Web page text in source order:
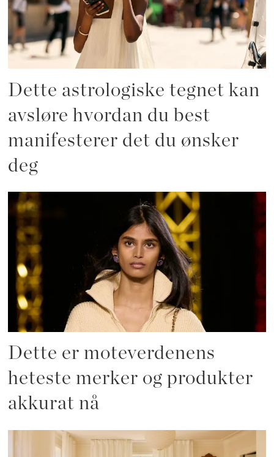
Dette astrologiske tegnet kan
avsløre hvordan du best
manifesterer det du ønsker
deg
Dette er moteverdenens
heteste merker og produkter
akkurat nå